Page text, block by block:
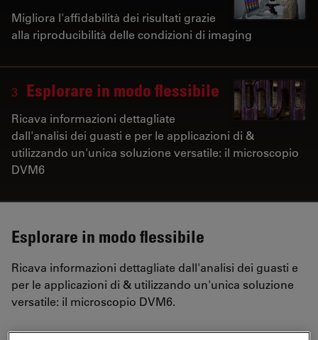
Migliora l'affidabilità dei risultati grazie
alla riproducibilità delle condizioni di imaging
3 Esplorare in modo flessibile
Ricava informazioni dettagliate
dall'analisi dei guasti e per le applicazioni di &
utilizzando un'unica soluzione versatile: il microscopio
DVM6
Esplorare in modo flessibile
Ricava informazioni dettagliate dall'analisi dei guasti e
per le applicazioni di & utilizzando un'unica soluzione
versatile: il microscopio DVM6.